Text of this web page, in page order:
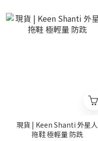
現貨 | Keen Shanti 外星人
拖鞋 極輕量 防跣